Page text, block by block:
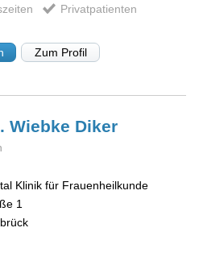
Privatpatienten
Zum Profil
Wiebke Diker
Klinik für Frauenheilkunde
1